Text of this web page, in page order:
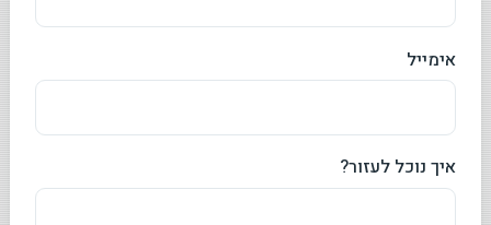
אימייל
איך נוכל לעזור?